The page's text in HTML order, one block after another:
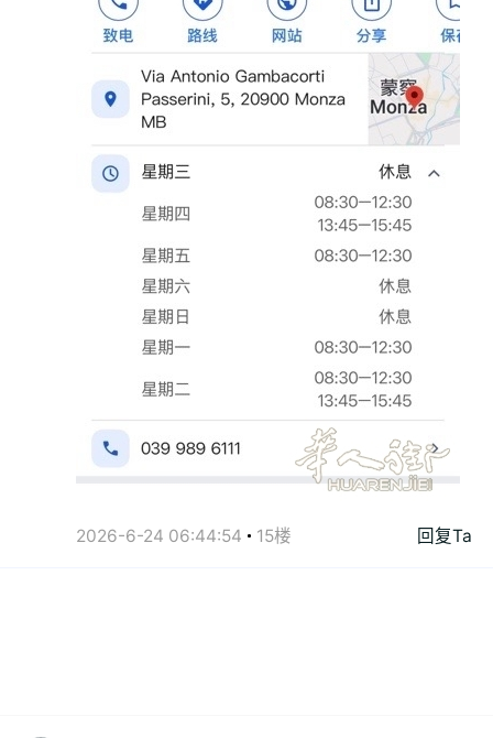
2026-6-24 06:44:54 15楼 回复Ta